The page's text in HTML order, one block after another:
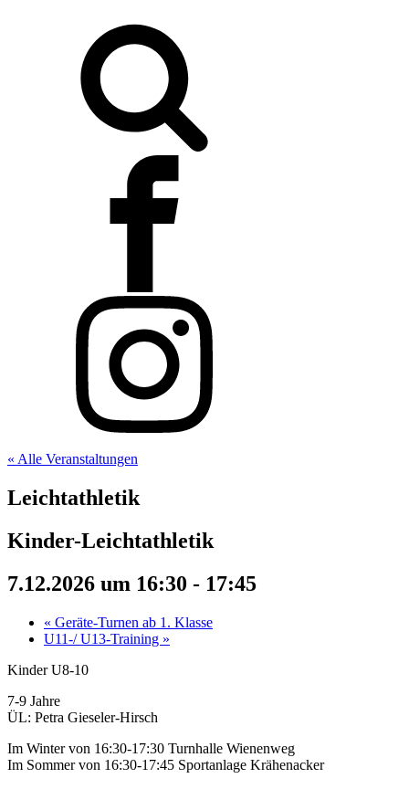
« Alle Veranstaltungen
Leichtathletik
Kinder-Leichtathletik
7.12.2026 um 16:30 - 17:45
« Geräte-Turnen ab 1. Klasse
U11-/ U13-Training »
Kinder U8-10
7-9 Jahre
ÜL: Petra Gieseler-Hirsch
Im Winter von 16:30-17:30 Turnhalle Wienenweg
Im Sommer von 16:30-17:45 Sportanlage Krähenacker